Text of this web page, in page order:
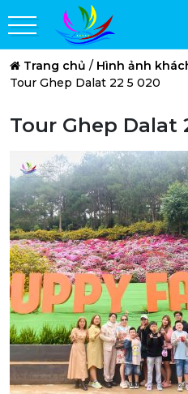
Trang chủ / Hình ảnh
Tour Ghep Dalat 22 5 020
Tour Ghep Dalat